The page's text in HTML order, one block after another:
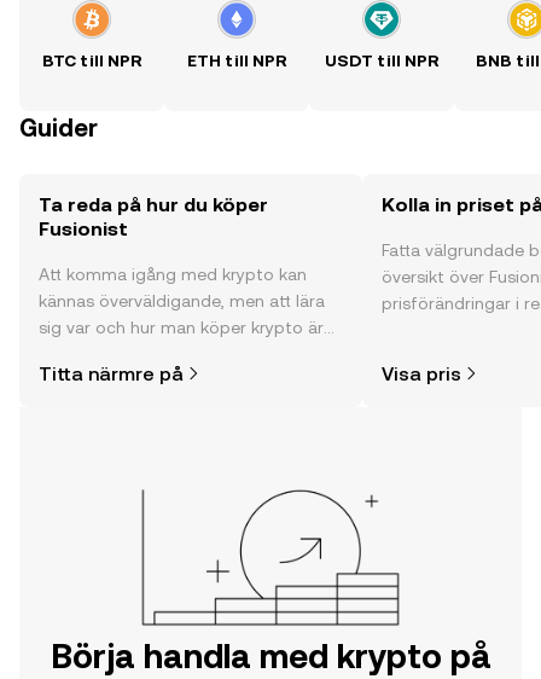
BTC till NPR ETH till NPR USDT till NPR BNB till
Guider
Ta reda på hur du köper
Fusionist
Att komma igång med krypto kan
kännas överväldigande, men att lära
sig var och hur man köper krypto är
din resa på OKX mobilapp eller direkt
Titta närmre på
Kolla in priset
Fatta välgrundade
översikt över
prisförändringar i
Visa pris
Börja handla med krypto på